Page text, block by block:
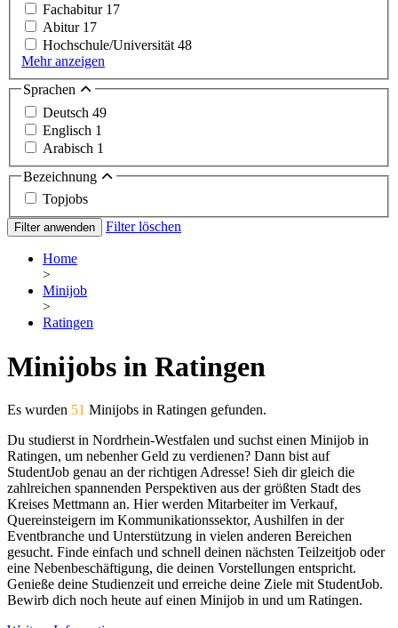
Fachabitur 17
Abitur 17
Hochschule/Universität 48
Mehr anzeigen
Sprachen
Deutsch 49
Englisch 1
Arabisch 1
Bezeichnung
Topjobs
Filter anwenden Filter löschen
Home
>
Minijob
>
Ratingen
Minijobs in Ratingen
Es wurden 51 Minijobs in Ratingen gefunden.
Du studierst in Nordrhein-Westfalen und suchst einen Minijob in
Ratingen, um nebenher Geld zu verdienen? Dann bist auf
StudentJob genau an der richtigen Adresse! Sieh dir gleich die
zahlreichen spannenden Perspektiven aus der größten Stadt des
Kreises Mettmann an. Hier werden Mitarbeiter im Verkauf,
Quereinsteigern im Kommunikationssektor, Aushilfen in der
Eventbranche und Unterstützung in vielen anderen Bereichen
gesucht. Finde einfach und schnell deinen nächsten Teilzeitjob oder
eine Nebenbeschäftigung, die deinen Vorstellungen entspricht.
Genieße deine Studienzeit und erreiche deine Ziele mit StudentJob.
Bewirb dich noch heute auf einen Minijob in und um Ratingen.